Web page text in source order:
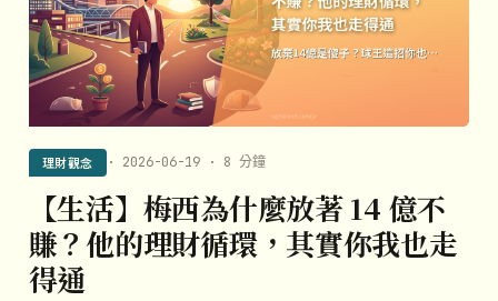
理財觀念 · 2026-06-19 · 8 分鐘
【生活】梅西為什麼放著 14 億不
賺？他的理財循環，其實你我也走
得通